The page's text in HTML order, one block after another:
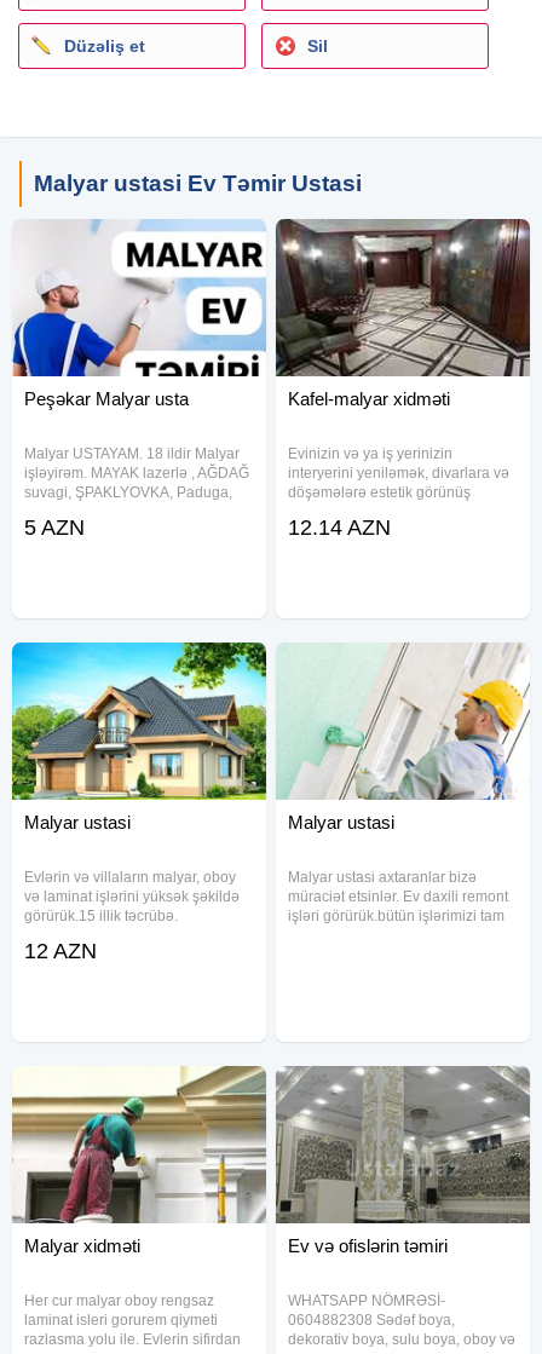
Düzəliş et Sil
Malyar ustasi Ev Təmir Ustasi
Peşəkar Malyar usta
Malyar USTAYAM. 18 ildir Malyar
işləyirəm. MAYAK lazerlə , AĞDAĞ
suvagi, ŞPAKLYOVKA, Paduga,
PODMAYAK-PODZAMOK və ya
5 AZN
Kafel-malyar xidməti
Evinizin və ya iş yerinizin
interyerini yeniləmək, divarlara və
döşəmələrə estetik görünüş
təcrübəli kafel-malyar ustası
12.14 AZN
Malyar ustasi
Evlərin və villaların malyar, oboy
və laminat işlərini yüksək şəkildə
görürük.15 illik təcrübə.
12 AZN
Malyar ustasi
Malyar ustasi axtaranlar bizə
müraciət etsinlər. Ev daxili remont
işləri görürük.bütün işlərimizi tam
Malyar xidməti
Her cur malyar oboy rengsaz
laminat isleri gorurem qiymeti
razlasma yolu ile. Evlerin sifirdan
Ev və ofislərin təmiri
WHATSAPP NÖMRƏSİ-
0604882308 Sədəf boya,
dekorativ boya, sulu boya, oboy və